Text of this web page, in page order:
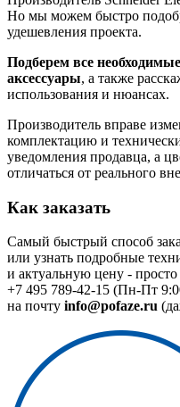
Но мы можем быстро
удешевления проекта.
Подберем все
аксессуары, а также
использования и нюансах.
Производитель вправе
комплектацию и
уведомления продавца, а
отличаться от реального
Как заказать
Самый быстрый способ
или узнать подробные
и актуальную цену -
+7 495 789-42-15 (Пн-Пт
на почту info@pofaze.ru